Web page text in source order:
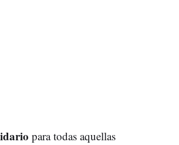
para todas aquellas